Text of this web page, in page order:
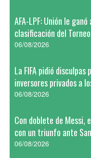
AFA-LPF: Unión le
clasificación del
06/08/2026
La FIFA pidió
inversores privados a
06/08/2026
Con doblete de Messi,
con un triunfo ante
06/08/2026